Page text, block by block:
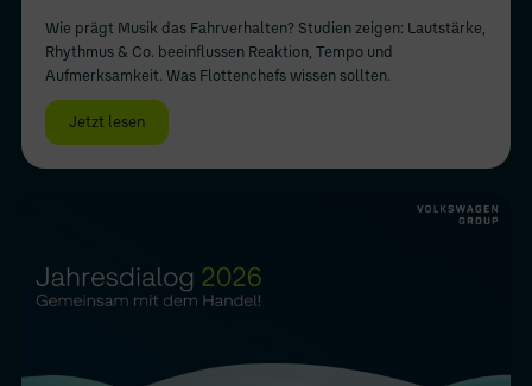
Wie prägt Musik das Fahrverhalten? Studien zeigen: Lautstärke,
Rhythmus & Co. beeinflussen Reaktion, Tempo und
Aufmerksamkeit. Was Flottenchefs wissen sollten.
Jetzt lesen